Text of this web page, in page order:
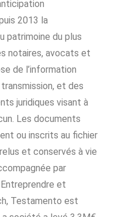
2013 la
patrimoine du plus
notaires, avocats et
de l’information
et des
juridiques visant à
Les documents
ou inscrits au fichier
et conservés à vie
par
et
Testamento est